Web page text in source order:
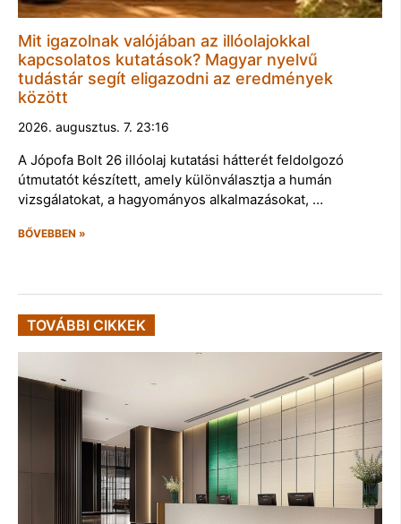
Mit igazolnak valójában az illóolajokkal
kapcsolatos kutatások? Magyar nyelvű
tudástár segít eligazodni az eredmények
között
2026. augusztus. 7. 23:16
A Jópofa Bolt 26 illóolaj kutatási hátterét feldolgozó
útmutatót készített, amely különválasztja a humán
vizsgálatokat, a hagyományos alkalmazásokat, …
BŐVEBBEN »
TOVÁBBI CIKKEK